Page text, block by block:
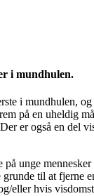
i mundhulen.
i mundhulen,
på en uheldig
er også en del
unge
til at fjerne
eller hvis